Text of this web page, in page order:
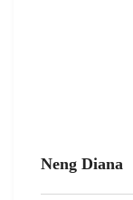
Neng Diana